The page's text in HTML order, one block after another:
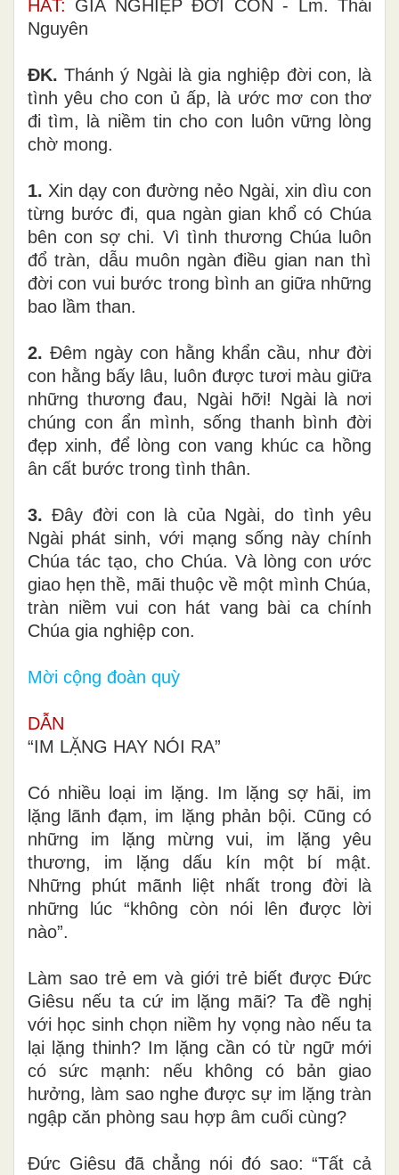
HÁT: GIA NGHIỆP ĐỜI CON - Lm. Thái
Nguyên
ĐK. Thánh ý Ngài là gia nghiệp đời con, là
tình yêu cho con ủ ấp, là ước mơ con thơ
đi tìm, là niềm tin cho con luôn vững lòng
chờ mong.
1. Xin dạy con đường nẻo Ngài, xin dìu con
từng bước đi, qua ngàn gian khổ có Chúa
bên con sợ chi. Vì tình thương Chúa luôn
đổ tràn, dẫu muôn ngàn điều gian nan thì
đời con vui bước trong bình an giữa những
bao lầm than.
2. Đêm ngày con hằng khẩn cầu, như đời
con hằng bấy lâu, luôn được tươi màu giữa
những thương đau, Ngài hỡi! Ngài là nơi
chúng con ẩn mình, sống thanh bình đời
đẹp xinh, để lòng con vang khúc ca hồng
ân cất bước trong tình thân.
3. Đây đời con là của Ngài, do tình yêu
Ngài phát sinh, với mạng sống này chính
Chúa tác tạo, cho Chúa. Và lòng con ước
giao hẹn thề, mãi thuộc về một mình Chúa,
tràn niềm vui con hát vang bài ca chính
Chúa gia nghiệp con.
Mời cộng đoàn quỳ
DẪN
“IM LẶNG HAY NÓI RA”
Có nhiều loại im lặng. Im lặng sợ hãi, im
lặng lãnh đạm, im lặng phản bội. Cũng có
những im lặng mừng vui, im lặng yêu
thương, im lặng dấu kín một bí mật.
Những phút mãnh liệt nhất trong đời là
những lúc “không còn nói lên được lời
nào”.
Làm sao trẻ em và giới trẻ biết được Đức
Giêsu nếu ta cứ im lặng mãi? Ta đề nghị
với học sinh chọn niềm hy vọng nào nếu ta
lại lặng thinh? Im lặng cần có từ ngữ mới
có sức mạnh: nếu không có bản giao
hưởng, làm sao nghe được sự im lặng tràn
ngập căn phòng sau hợp âm cuối cùng?
Đức Giêsu đã chẳng nói đó sao: “Tất cả